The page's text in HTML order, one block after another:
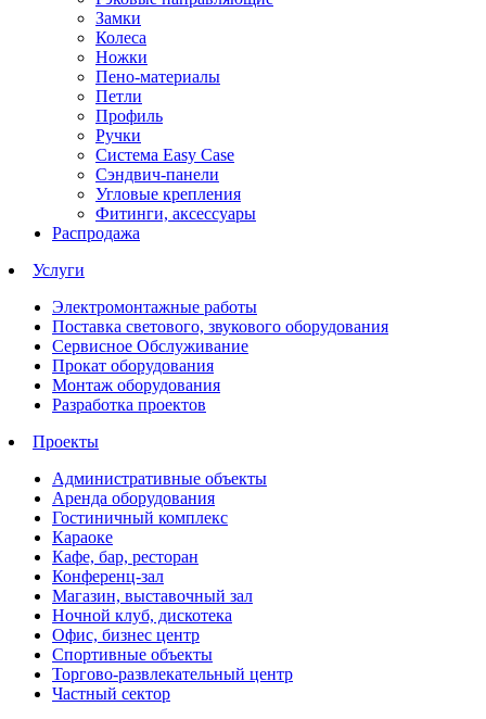
Замки
Колеса
Ножки
Пено-материалы
Петли
Профиль
Ручки
Система Easy Case
Сэндвич-панели
Угловые крепления
Фитинги, аксессуары
Распродажа
Услуги
Электромонтажные работы
Поставка светового, звукового оборудования
Сервисное Обслуживание
Прокат оборудования
Монтаж оборудования
Разработка проектов
Проекты
Административные объекты
Аренда оборудования
Гостиничный комплекс
Караоке
Кафе, бар, ресторан
Конференц-зал
Магазин, выставочный зал
Ночной клуб, дискотека
Офис, бизнес центр
Спортивные объекты
Торгово-развлекательный центр
Частный сектор